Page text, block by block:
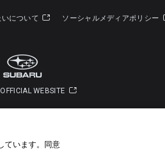
について ソーシャルメディアポリシー
WEBSITE
ています。​ 同意